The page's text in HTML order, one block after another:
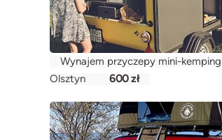
Wynajem przyczepy mini-
Olsztyn
600 zł